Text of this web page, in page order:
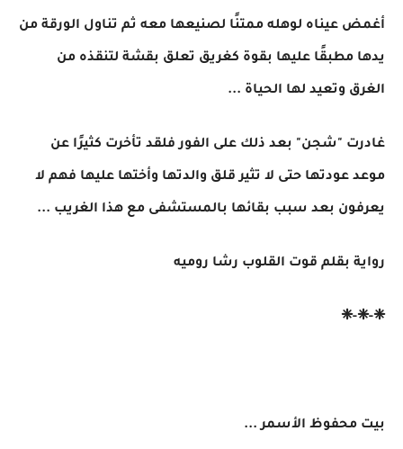
أغمض عيناه لوهله ممتنًا لصنيعها معه ثم تناول الورقة من
يدها مطبقًا عليها بقوة كغريق تعلق بقشة لتنقذه من
الغرق وتعيد لها الحياة ...
غادرت "شجن" بعد ذلك على الفور فلقد تأخرت كثيرًا عن
موعد عودتها حتى لا تثير قلق والدتها وأختها عليها فهم لا
يعرفون بعد سبب بقائها بالمستشفى مع هذا الغريب ...
رواية بقلم قوت القلوب رشا روميه
❈-❈-❈
بيت محفوظ الأسمر ...